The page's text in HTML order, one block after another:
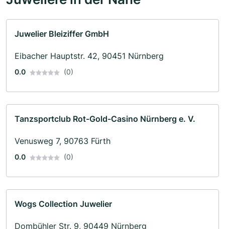
Juwelier Bleiziffer GmbH
Eibacher Hauptstr. 42, 90451 Nürnberg
0.0 (0)
Tanzsportclub Rot-Gold-Casino Nürnberg e. V.
Venusweg 7, 90763 Fürth
0.0 (0)
Wogs Collection Juwelier
Dombühler Str. 9, 90449 Nürnberg